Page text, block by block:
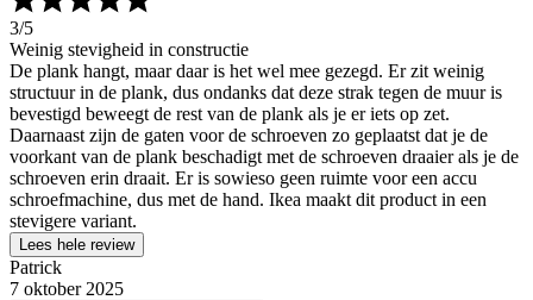
3/5
Weinig stevigheid in constructie
De plank hangt, maar daar is het wel mee gezegd. Er zit weinig
structuur in de plank, dus ondanks dat deze strak tegen de muur is
bevestigd beweegt de rest van de plank als je er iets op zet.
Daarnaast zijn de gaten voor de schroeven zo geplaatst dat je de
voorkant van de plank beschadigt met de schroeven draaier als je de
schroeven erin draait. Er is sowieso geen ruimte voor een accu
schroefmachine, dus met de hand. Ikea maakt dit product in een
stevigere variant.
Lees hele review
Patrick
7 oktober 2025